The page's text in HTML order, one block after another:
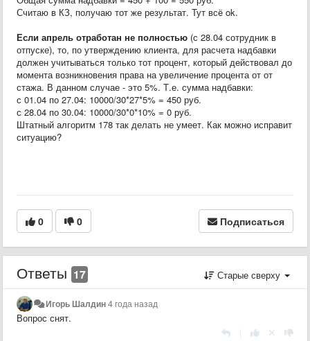
Считаю в КЗ, получаю тот же результат. Тут всё ok.
Если апрель отработан не полностью (с 28.04 сотрудник в
отпуске), то, по утверждению клиента, для расчета надбавки
должен учитываться только тот процент, который действовал до
момента возникновения права на увеличение процента от от
стажа. В данном случае - это 5%. Т.е. сумма надбавки:
с 01.04 по 27.04: 10000/30*27*5% = 450 руб.
с 28.04 по 30.04: 10000/30*0*10% = 0 руб.
Штатный алгоритм 178 так делать не умеет. Как можно исправит
ситуацию?
0 0 Подписаться
Ответы 17 Старые сверху
Игорь Шалдин4 года назад
Вопрос снят.